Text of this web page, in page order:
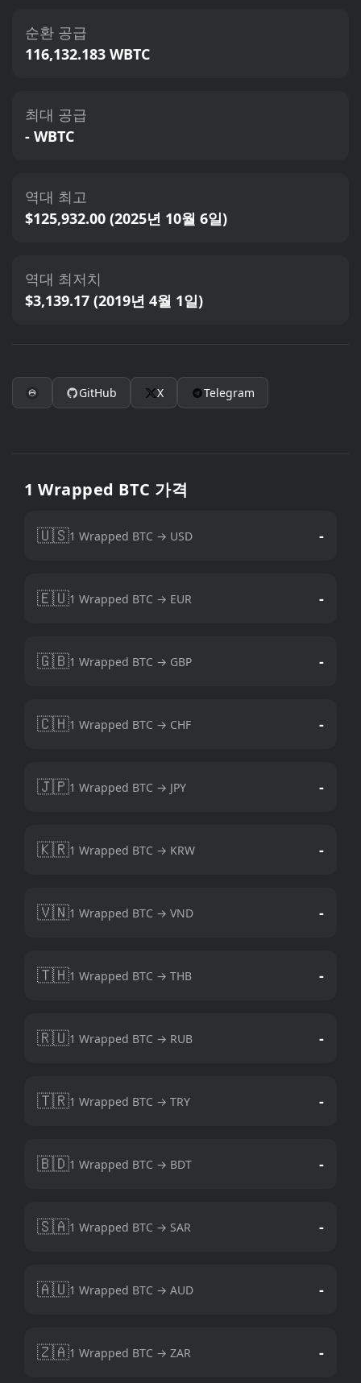
순환 공급
116,132.183 WBTC
최대 공급
- WBTC
역대 최고
$125,932.00 (2025년 10월 6일)
역대 최저치
$3,139.17 (2019년 4월 1일)
GitHub X Telegram
1 Wrapped BTC 가격
🇺🇸1 Wrapped BTC → USD -
🇪🇺1 Wrapped BTC → EUR -
🇬🇧1 Wrapped BTC → GBP -
🇨🇭1 Wrapped BTC → CHF -
🇯🇵1 Wrapped BTC → JPY -
🇰🇷1 Wrapped BTC → KRW -
🇻🇳1 Wrapped BTC → VND -
🇹🇭1 Wrapped BTC → THB -
🇷🇺1 Wrapped BTC → RUB -
🇹🇷1 Wrapped BTC → TRY -
🇧🇩1 Wrapped BTC → BDT -
🇸🇦1 Wrapped BTC → SAR -
🇦🇺1 Wrapped BTC → AUD -
🇿🇦1 Wrapped BTC → ZAR -